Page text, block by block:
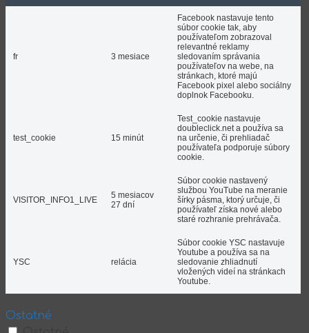
fr 3 mesiace
Facebook nastavuje tento
súbor cookie tak, aby
používateľom zobrazoval
relevantné reklamy
sledovaním správania
používateľov na webe, na
stránkach, ktoré majú
Facebook pixel alebo sociálny
doplnok Facebooku.
test_cookie 15 minút
Test_cookie nastavuje
doubleclick.net a používa sa
na určenie, či prehliadač
používateľa podporuje súbory
cookie.
VISITOR_INFO1_LIVE
5 mesiacov
27 dní
Súbor cookie nastavený
službou YouTube na meranie
šírky pásma, ktorý určuje, či
používateľ získa nové alebo
staré rozhranie prehrávača.
YSC relácia
Súbor cookie YSC nastavuje
Youtube a používa sa na
sledovanie zhliadnutí
vložených videí na stránkach
Youtube.
Ostatné